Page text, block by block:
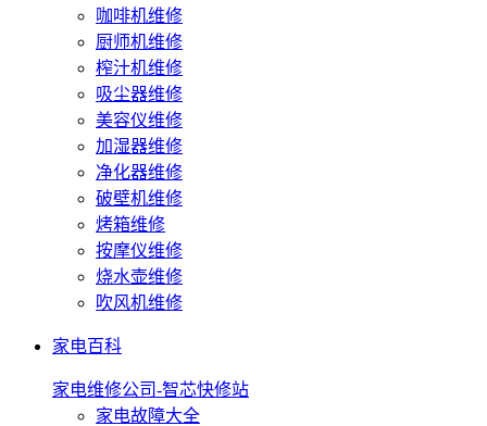
咖啡机维修
厨师机维修
榨汁机维修
吸尘器维修
美容仪维修
加湿器维修
净化器维修
破壁机维修
烤箱维修
按摩仪维修
烧水壶维修
吹风机维修
家电百科
家电维修公司-智芯快修站
家电故障大全